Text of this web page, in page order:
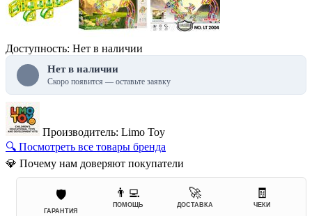
Доступность: Нет в наличии
Нет в наличии
Скоро появится — оставьте заявку
Производитель: Limo Toy
🔍 Посмотреть все товары бренда
💎 Почему нам доверяют покупатели
🛡️
ГАРАНТИЯ
👨‍💻
ПОМОЩЬ
🚀
ДОСТАВКА
🧾
ЧЕКИ